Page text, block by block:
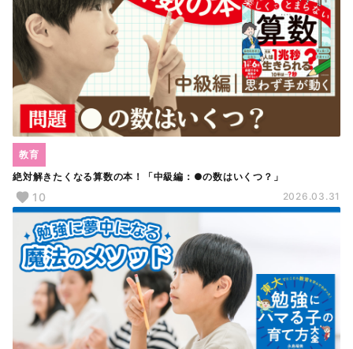
絶対解きたくなる算数の本！「中級編：●の数はいくつ？」
教育
10 2026.03.31